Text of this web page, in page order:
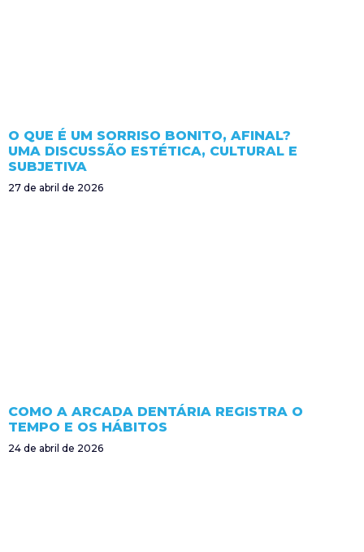
O QUE É UM SORRISO BONITO, AFINAL?
UMA DISCUSSÃO ESTÉTICA, CULTURAL E
SUBJETIVA
27 de abril de 2026
COMO A ARCADA DENTÁRIA REGISTRA O
TEMPO E OS HÁBITOS
24 de abril de 2026